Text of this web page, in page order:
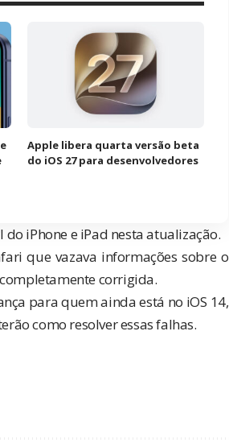
Apple libera quarta versão beta
do iOS 27 para desenvolvedores
do iPhonee iPad nesta atualização.
que vazava informações sobre o
corrigida.
para quem ainda está no iOS 14,
como resolver essas falhas.